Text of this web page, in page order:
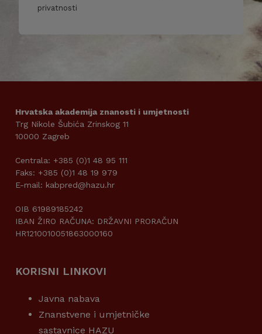
privatnosti
Hrvatska akademija znanosti i umjetnosti
Trg Nikole Šubića Zrinskog 11
10000 Zagreb
Centrala: +385 (0)1 48 95 111
Faks: +385 (0)1 48 19 979
E-mail: kabpred@hazu.hr
OIB 61989185242
IBAN ŽIRO RAČUNA: DRŽAVNI PRORAČUN
HR1210010051863000160
KORISNI LINKOVI
Javna nabava
Znanstvene i umjetničke
sastavnice HAZU